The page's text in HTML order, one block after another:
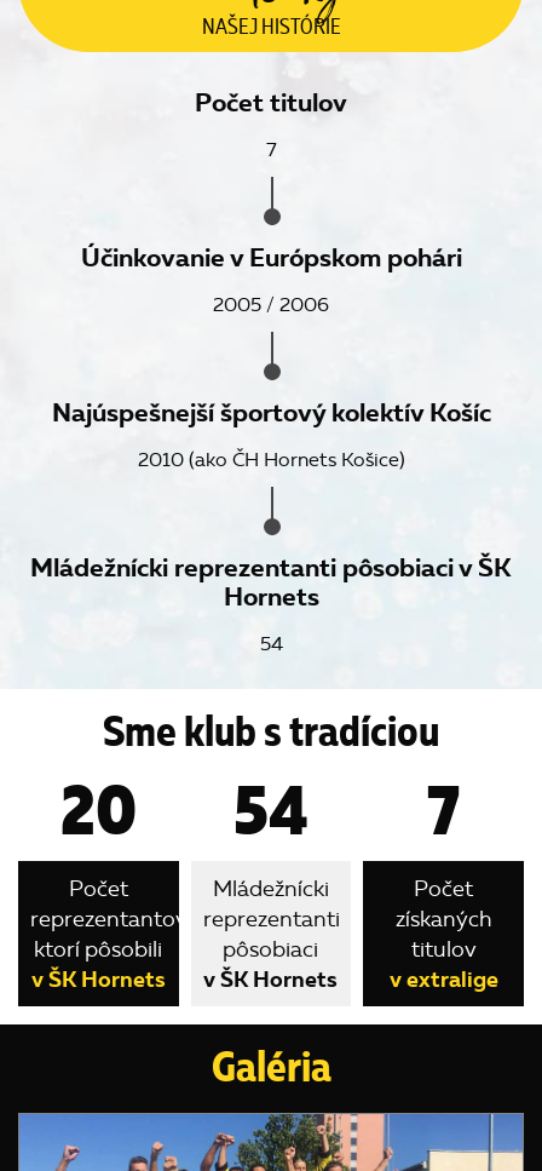
NAŠEJHISTÓRIE
Počet titulov
7
Účinkovanie v Európskom pohári
2005 / 2006
Najúspešnejší športový kolektív Košíc
2010 (ako ČH Hornets Košice)
Mládežnícki reprezentanti pôsobiaci v ŠK
Hornets
54
Sme klub s tradíciou
20
Počet
reprezentantov,
ktorí pôsobili
v ŠK Hornets
54
Mládežnícki
reprezentanti
pôsobiaci
v ŠK Hornets
7
Počet
získaných
titulov
v extralige
Galéria